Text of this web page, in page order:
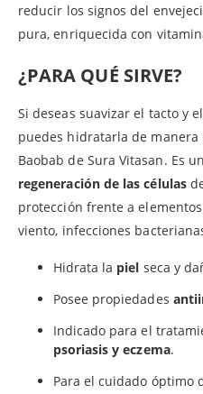
reducir los signos del
pura, enriquecida con
¿PARA QUÉ SIRVE?
Si deseas suavizar el tacto y
puedes hidratarla de
Baobab de Sura Vitasan. Es
regeneración de las células
protección frente a
viento, infecciones
Hidrata la piel seca y
Posee propiedades
Indicado para el
psoriasis y eczema.
Para el cuidado óptimo